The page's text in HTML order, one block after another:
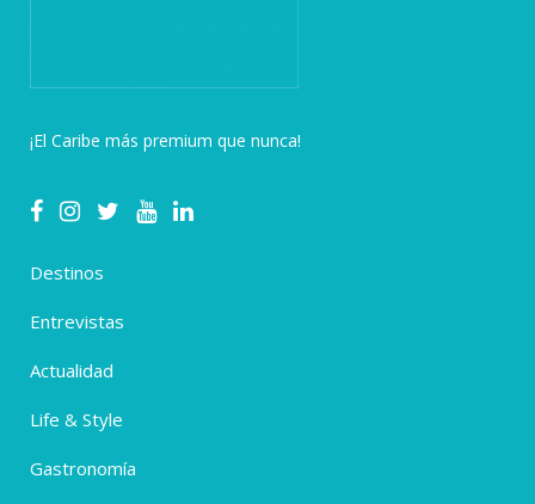
¡El Caribe más premium que nunca!
Destinos
Entrevistas
Actualidad
Life & Style
Gastronomía